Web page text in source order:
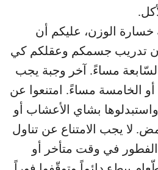
خسارة الوزن، عليكم أن
تدريب جسمكم وعقلكم كي
السّابعة مساءً. آخر وجبة يجب
أو الخامسة مساءً. امتنعوا عن
بشاي الأعشاب أو
لا يجب الامتناع عن تناول
الفطور في وقت متأخر أو